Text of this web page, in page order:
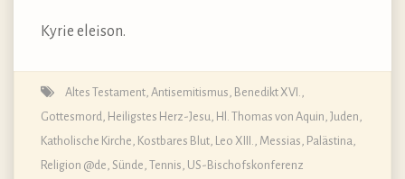
Kyrie eleison.
Altes Testament Antisemitismus Benedikt XVI.
Gottesmord
Heiligstes Herz-Jesu Hl. Thomas von Aquin Juden
Katholische Kirche Kostbares Blut Leo XIII. Messias Palästina
Religion @de Sünde Tennis US-Bischofskonferenz